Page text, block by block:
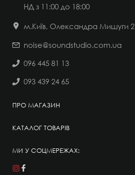
НД з 11:00 до 18:00
м.Київ, Олександра Мишуги 2
noise@soundstudio.com.ua
096 445 81 13
093 439 24 65
ПРО МАГАЗИН
КАТАЛОГ ТОВАРІВ
МИ У СОЦМЕРЕЖАХ: